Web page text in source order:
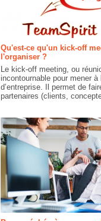
Qu'est-ce qu'un kick-off
l'organiser ?
Le kick-off meeting, ou
incontournable pour mener à
d’entreprise. Il permet de
partenaires (clients,